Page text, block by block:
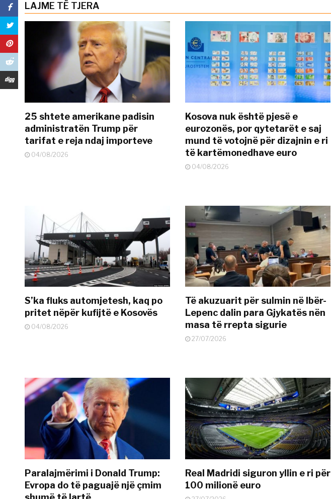
LAJME TË TJERA
25 shtete amerikane padisin
administratën Trump për
tarifat e reja ndaj importeve
04/08/2026
Kosova nuk është pjesë e
eurozonës, por qytetarët e saj
mund të votojnë për dizajnin e ri
të kartëmonedhave euro
04/08/2026
S’ka fluks automjetesh, kaq po
pritet nëpër kufijtë e Kosovës
04/08/2026
Të akuzuarit për sulmin në Ibër-
Lepenc dalin para Gjykatës nën
masa të rrepta sigurie
27/07/2026
Paralajmërimi i Donald Trump:
Evropa do të paguajë një çmim
Real Madridi siguron yllin e ri për
100 milionë euro